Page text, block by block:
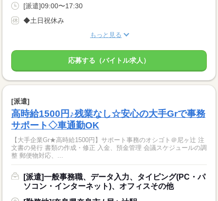
[派遣]09:00〜17:30
◆土日祝休み
もっと見る
応募する（バイトル求人）
[派遣]
高時給1500円♪残業なし☆安心の大手Grで事務
サポート◇車通勤OK
【大手企業Gr★高時給1500円】サポート事務のオシゴト＠尼ヶ辻 注
文書の発行 書類の作成・修正 入金、預金管理 会議スケジュールの調
整 郵便物対応、...
[派遣]一般事務職、データ入力、タイピング(PC・パ
ソコン・インターネット)、オフィスその他